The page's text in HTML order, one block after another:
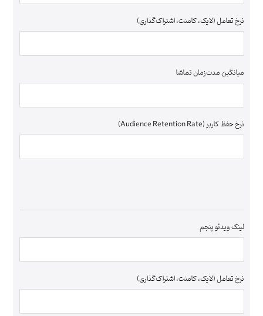
نرخ تعامل (لایک، کامنت، اشتراک‌گذاری)
میانگین مدت‌زمان تماشا
نرخ حفظ کاربر (Audience Retention Rate)
لینک ویدئو پنجم
نرخ تعامل (لایک، کامنت، اشتراک‌گذاری)